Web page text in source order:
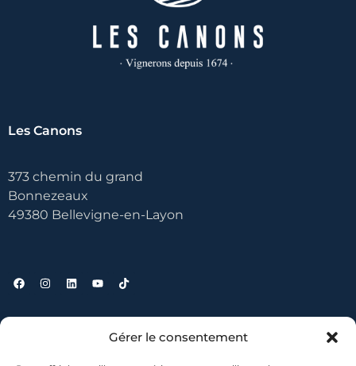
Gérer le consentement
Les Canons
373 chemin du grand
Bonnezeaux
49380 Bellevigne-en-Layon